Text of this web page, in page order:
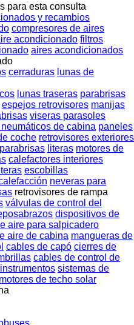
para esta consulta
y recambios
compresores de aires
acondicionado filtros
aires acondicionados
cerraduras lunas de
lunas traseras parabrisas
espejos retrovisores manijas
viseras parasoles
de cabina paneles
coche retrovisores exteriores
literas motores de
calefactores interiores
escobillas
neveras para
retrovisores de rampa
válvulas de control del
dispositivos de
aire para salpicadero
aire de cabina mangueras de
cables de capó cierres de
cables de control de
sistemas de
motores de techo solar